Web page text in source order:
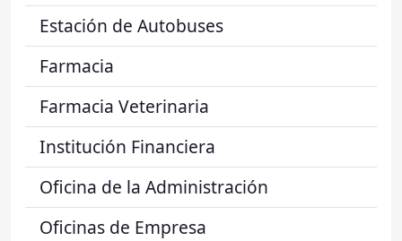
Estación de Autobuses
Farmacia
Farmacia Veterinaria
Institución Financiera
Oficina de la Administración
Oficinas de Empresa